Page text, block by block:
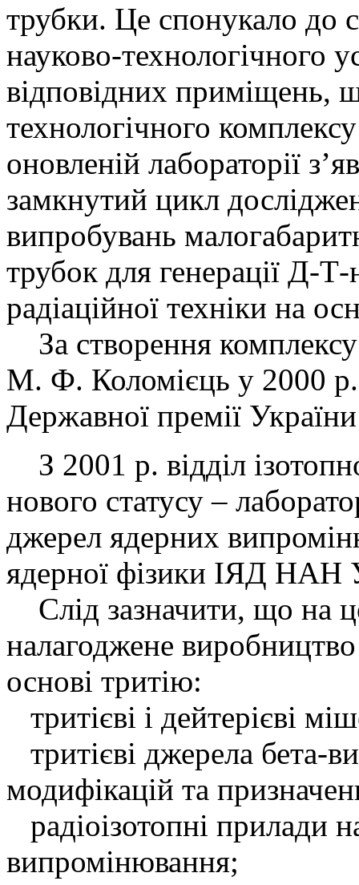
трубки. Це спонукало до
науково-технологічного
відповідних приміщень,
технологічного
оновленій лабораторії
замкнутий цикл
випробувань
трубок для генерації Д-Т-
радіаційної техніки на
За створення комплексу
М. Ф. Коломієць у 2000 р.
Державної премії
З 2001 р. відділ
нового статусу –
джерел ядерних
ядерної фізики ІЯД НАН
Слід зазначити, що на
налагоджене
основі тритію:
тритієві і дейтерієві
тритієві джерела бета-
модифікацій та
радіоізотопні прилади
випро­мінювання;